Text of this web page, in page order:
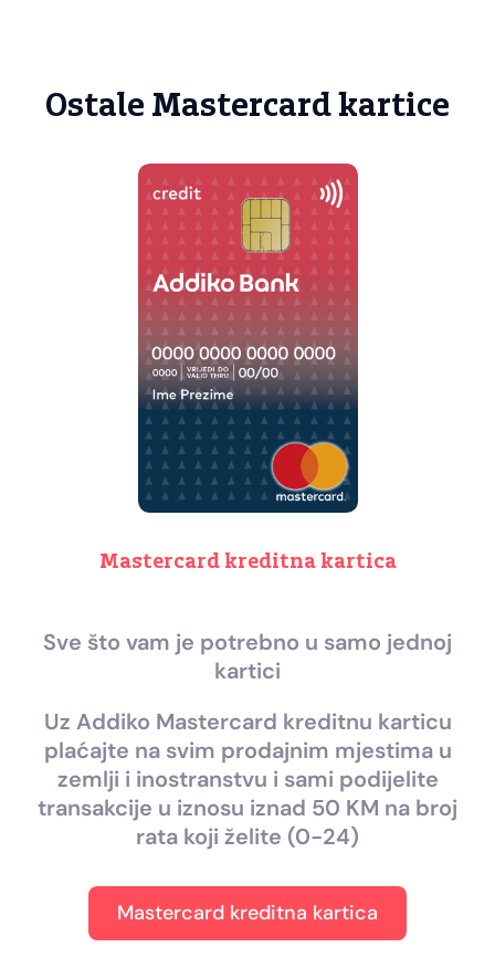
Ostale Mastercard kartice
Mastercard kreditna kartica
Sve što vam je potrebno u samo jednoj
kartici
Uz Addiko Mastercard kreditnu karticu
plaćajte na svim prodajnim mjestima u
zemlji i inostranstvu i sami podijelite
transakcije u iznosu iznad 50 KM na broj
rata koji želite (0-24)
Mastercard kreditna kartica